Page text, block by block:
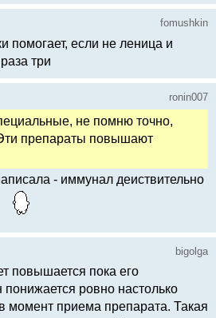
fomushkin
помогает, если не леница и
три
ronin007
не помню точно,
препараты повышают
- иммунал деиствительно
bigolga
повышается пока его
ровно настолько
момент приема препарата. Такая